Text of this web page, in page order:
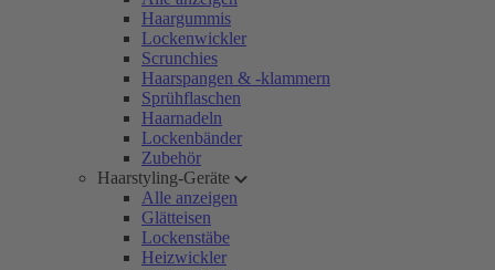
Haargummis
Lockenwickler
Scrunchies
Haarspangen & -klammern
Sprühflaschen
Haarnadeln
Lockenbänder
Zubehör
Haarstyling-Geräte
Alle anzeigen
Glätteisen
Lockenstäbe
Heizwickler